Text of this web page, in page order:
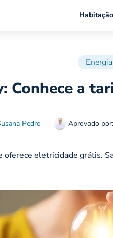
Habitação
Energia
Conhece a
Pedro Aprovado por:
eletricidade grátis.